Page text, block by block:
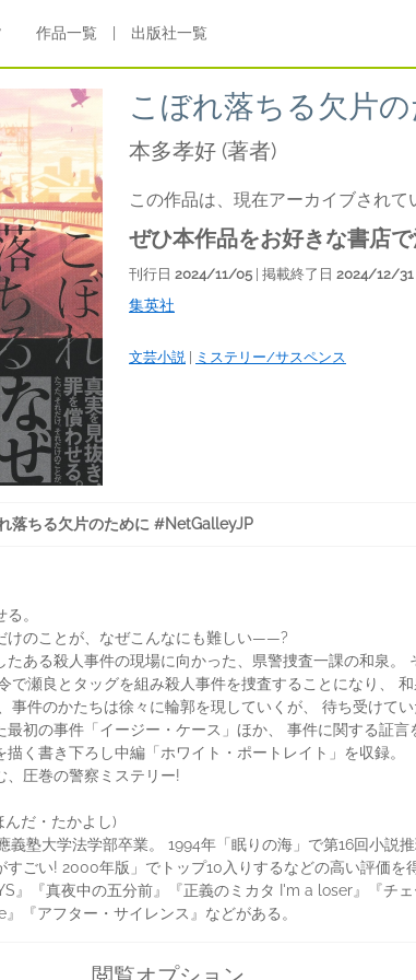
作品一覧 出版社一覧
こぼれ落ちる欠片
本多孝好 (著者)
この作品は、現在アーカイブされて
ぜひ本作品をお好きな書店
刊行日 2024/11/05 | 掲載終了日 2024/12/31
集英社
文芸小説 ミステリー/サスペンス
落ちる欠片のために #NetGalleyJP
。
けのことが、なぜこんなにも難しい――?
たある殺人事件の現場に向かった、県警捜査一課の和泉。
で瀬良とタッグを組み殺人事件を捜査することになり、
事件のかたちは徐々に輪郭を現していくが、 待ち受けて
最初の事件「イージー・ケース」ほか、 事件に関する証
く書き下ろし中編「ホワイト・ポートレイト」を収録。
、圧巻の警察ミステリー!
んだ・たかよし)
義塾大学法学部卒業。 1994年「眠りの海」で第16回小説
すごい! 2000年版」でトップ10入りするなどの高い評価を
』『真夜中の五分前』『正義のミカタ I'm a loser』『チ
『アフター・サイレンス』などがある。